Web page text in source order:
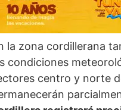
la zona cordillerana
condiciones
centro y norte